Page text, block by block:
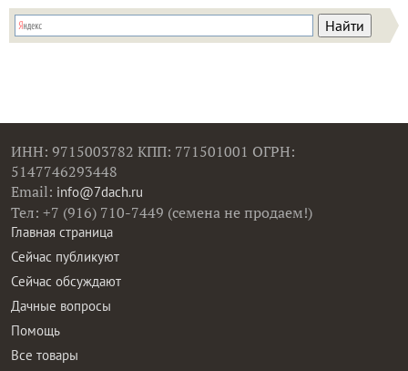
ИНН: 9715003782 КПП: 771501001 ОГРН:
5147746293448
Email: info@7dach.ru
Тел: +7 (916) 710-7449 (семена не продаем!)
Главная страница
Сейчас публикуют
Сейчас обсуждают
Дачные вопросы
Помощь
Все товары